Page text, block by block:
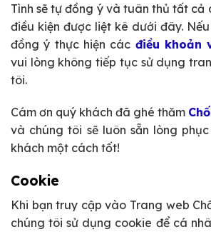
Tình sẽ tự đồng ý và tuân thủ tất cả
điều kiện được liệt kê dưới đây.
đồng ý thực hiện các điều khoản
vui lòng không tiếp tục sử dụng
tôi.
Cám ơn quý khách đã ghé thăm
và chúng tôi sẽ luôn sẵn lòng
khách một cách tốt!
Cookie
Khi bạn truy cập vào Trang web
chúng tôi sử dụng cookie để cá